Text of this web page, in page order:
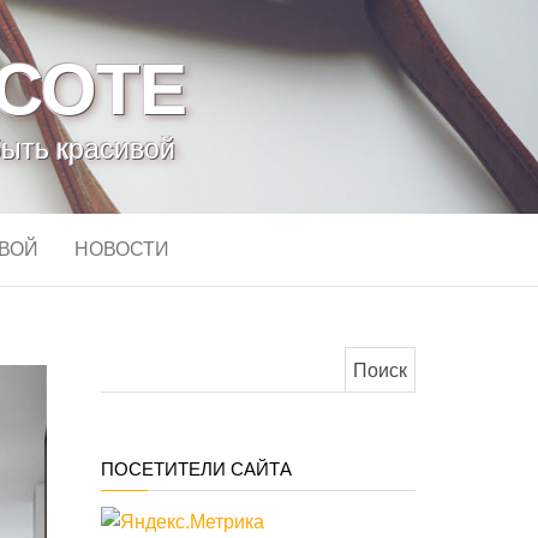
красивой
НОВОСТИ
ПОСЕТИТЕЛИ САЙТА